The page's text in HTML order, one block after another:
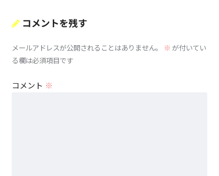
コメントを残す
メールアドレスが公開されることはありません。 ※が付いてい
る欄は必須項目です
コメント ※